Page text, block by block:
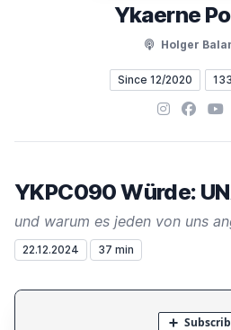
Ykaerne
Holger
Since 12/2020
Instagram
YKPC090 Würde:
und warum es jeden von uns
22.12.2024 37 min